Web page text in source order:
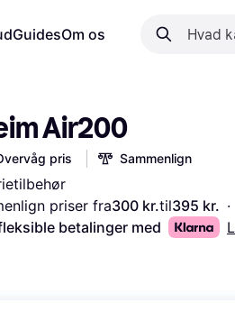
GuidesOm os
Air200
pris Sammenlign
priser fra300 kr.til395 kr. ·
betalinger med